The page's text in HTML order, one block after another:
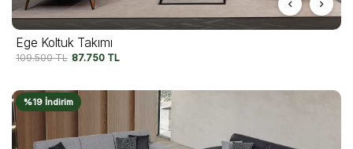
Ege Koltuk Takımı
109.500TL 87.750 TL
%19 İndirim